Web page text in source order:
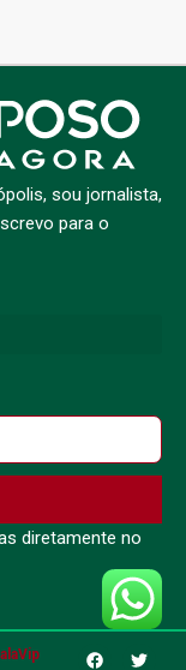
sou jornalista,
para o
diretamente no